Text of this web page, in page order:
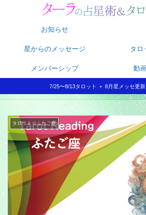
お知らせ
星からのメッセージ タロ
メンバーシップ 動
7/25〜8/13タロット ＋ 8月星メッセ更
タロット☆ふたご座